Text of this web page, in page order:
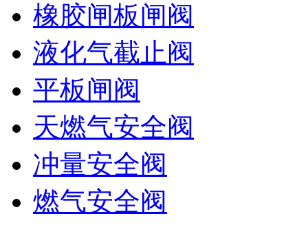
橡胶闸板闸阀
液化气截止阀
平板闸阀
天燃气安全阀
冲量安全阀
燃气安全阀